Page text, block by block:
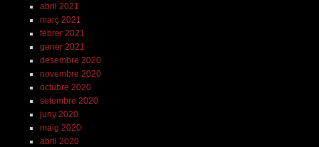
abril 2021
març 2021
febrer 2021
gener 2021
desembre 2020
novembre 2020
octubre 2020
setembre 2020
juny 2020
maig 2020
abril 2020